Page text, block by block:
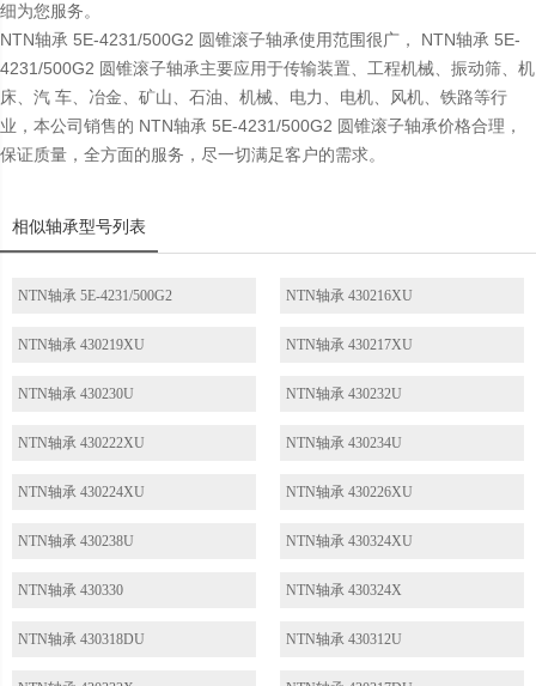
细为您服务。
NTN轴承 5E-4231/500G2 圆锥滚子轴承使用范围很广， NTN轴承 5E-
4231/500G2 圆锥滚子轴承主要应用于传输装置、工程机械、振动筛、机
床、汽 车、冶金、矿山、石油、机械、电力、电机、风机、铁路等行
业，本公司销售的 NTN轴承 5E-4231/500G2 圆锥滚子轴承价格合理，
保证质量，全方面的服务，尽一切满足客户的需求。
相似轴承型号列表
NTN轴承 5E-4231/500G2 NTN轴承 430216XU
NTN轴承 430219XU NTN轴承 430217XU
NTN轴承 430230U NTN轴承 430232U
NTN轴承 430222XU NTN轴承 430234U
NTN轴承 430224XU NTN轴承 430226XU
NTN轴承 430238U NTN轴承 430324XU
NTN轴承 430330 NTN轴承 430324X
NTN轴承 430318DU NTN轴承 430312U